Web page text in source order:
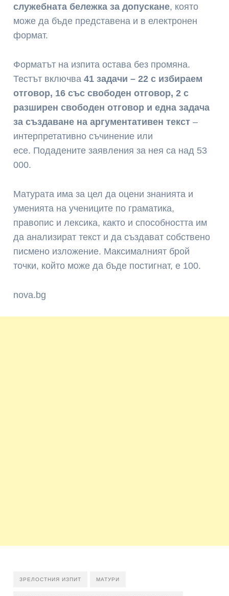
служебната бележка за допускане, която
може да бъде представена и в електронен
формат.
Форматът на изпита остава без промяна.
Тестът включва41 задачи – 22 с избираем
отговор, 16 със свободен отговор, 2 с
разширен свободен отговор и една задача
за създаване на аргументативен текст –
интерпретативно съчинение или
есе. Подадените заявления за нея са над 53
000.
Матурата има за цел да оцени знанията и
уменията на учениците по граматика,
правопис и лексика, както и способността им
да анализират текст и да създават собствено
писмено изложение. Максималният брой
точки, който може да бъде постигнат, е 100.
nova.bg
ЗРЕЛОСТНИЯ ИЗПИТ МАТУРИ